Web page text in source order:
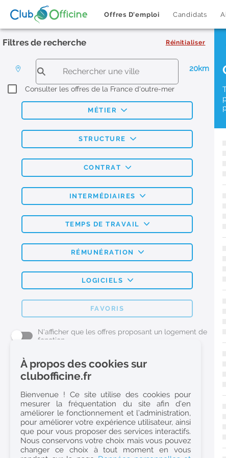
Offres D'emploi Candidats
Filtres de recherche Réinitialiser
20km
Consulter les offres de la France d'outre-mer
MÉTIER
STRUCTURE
CONTRAT
INTERMÉDIAIRES
TEMPS DE TRAVAIL
RÉMUNÉRATION
LOGICIELS
FAVORIS
N'afficher que les offres proposant un logement de
fonction
L'emploi Pharmacie par métier
Pharmacien (H/F)
Préparateur en Pharmacie (H/F)
Etudiant en Pharmacie (H/F)
Etudiant en Pharmacie 6e année validée (H/F)
Conseiller Dermo Cosmetique - Esthéticienne (H/F)
À propos des cookies sur
clubofficine.fr
Bienvenue ! Ce site utilise des cookies pour
mesurer la fréquentation du site afin d’en
améliorer le fonctionnement et l’administration,
pour améliorer votre expérience utilisateur, ainsi
que pour vous proposer des services interactifs.
Nous conservons votre choix mais vous pouvez
changer ce choix à tout moment en vous